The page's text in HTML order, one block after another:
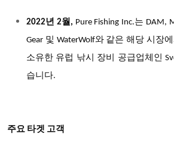
2022년 2월, Pure Fishing Inc.는 DAM,
Gear 및 WaterWolf와 같은 해당 시장
소유한 유럽 낚시 장비 공급업체인
습니다.
주요 타겟 고객